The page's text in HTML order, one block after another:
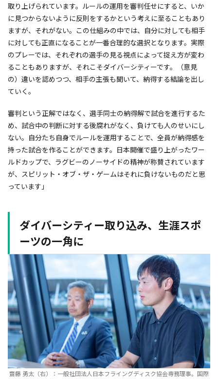
取り上げられています。ルールの運用を審判任せにすると、いか
に見つからないように反則をするかという考えに至ることもあり
ますが、それがない。この仕組みの中では、自分に対しても相手
に対しても正直になることが一番合理的な選択となります。実際
のプレーでは、それぞれの選手の見る視点によって捉え方が変わ
ることもありますが、それこそダイバーシティーです。（意見
の）違いを認めつつ、相手の主張も聞いて、納得する結論を出し
ていく。
審判という正解ではなく、選手同士の納得解で試合を進行するた
め、試合中の判断に対する後腐れがなく、負けても人のせいにし
ない。自分たち自身でルールを運用することで、全員が納得感を
持った試合を作ることができます。日本開催で盛り上がったワー
ルドカップで、ラグビーのノーサイドの精神が称賛されています
が、スピリット・オブ・ザ・ゲームはそれに負けないものだと思
っています」
ダイバーシティー取り込み、生涯スポ
ーツの一角に
齋藤 勇太（右）：一般社団法人日本フライングディスク協会専務理事。国際